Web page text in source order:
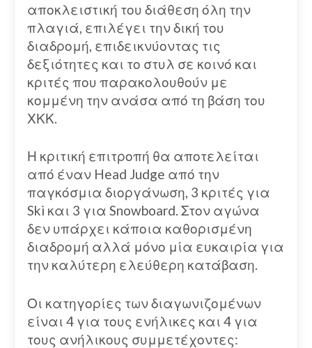
αποκλειστική του διάθεση όλη την
πλαγιά, επιλέγει την δική του
διαδρομή, επιδεικνύοντας τις
δεξιότητες και το στυλ σε κοινό και
κριτές που παρακολουθούν με
κομμένη την ανάσα από τη βάση του
ΧΚΚ.
Η κριτική επιτροπή θα αποτελείται
από έναν Head Judge από την
παγκόσμια διοργάνωση, 3 κριτές για
Ski και 3 για Snowboard. Στον αγώνα
δεν υπάρχει κάποια καθορισμένη
διαδρομή αλλά μόνο μία ευκαιρία για
την καλύτερη ελεύθερη κατάβαση.
Οι κατηγορίες των διαγωνιζομένων
είναι 4 για τους ενήλικες και 4 για
τους ανήλικους συμμετέχοντες: